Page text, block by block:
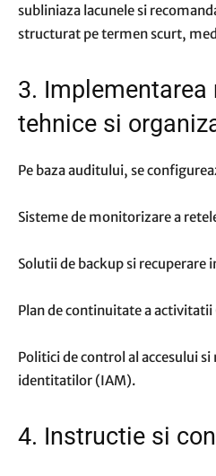
subliniaza lacunele si
structurat pe termen scurt,
3.
tehnice si
Pe baza auditului, se
Sisteme de monitorizare a
Solutii de backup si recuperare
Plan de continuitate a activitatii
Politici de control al accesului
identitatilor (IAM).
4. Instructie si